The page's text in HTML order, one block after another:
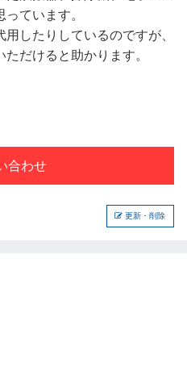
ています。
したりしているのですが、
だけると助かります。
合わせ
更新・削除